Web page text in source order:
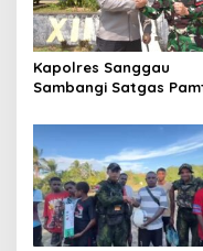
Kapolres Sanggau
Sambangi Satgas
Perkuat Soliditas TNI-
di Perbatasan